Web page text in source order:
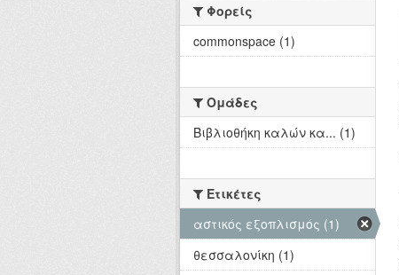
Φορείς
commonspace (1)
Ομάδες
Βιβλιοθήκη καλών κα... (1)
Ετικέτες
αστικός εξοπλισμός (1)
θεσσαλονίκη (1)